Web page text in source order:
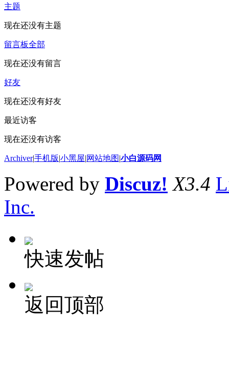
主题
现在还没有主题
留言板全部
现在还没有留言
好友
现在还没有好友
最近访客
现在还没有访客
Archiver|手机版|小黑屋|网站地图|小白源码网
Powered by Discuz! X3.4
Inc.
快速发帖
返回顶部